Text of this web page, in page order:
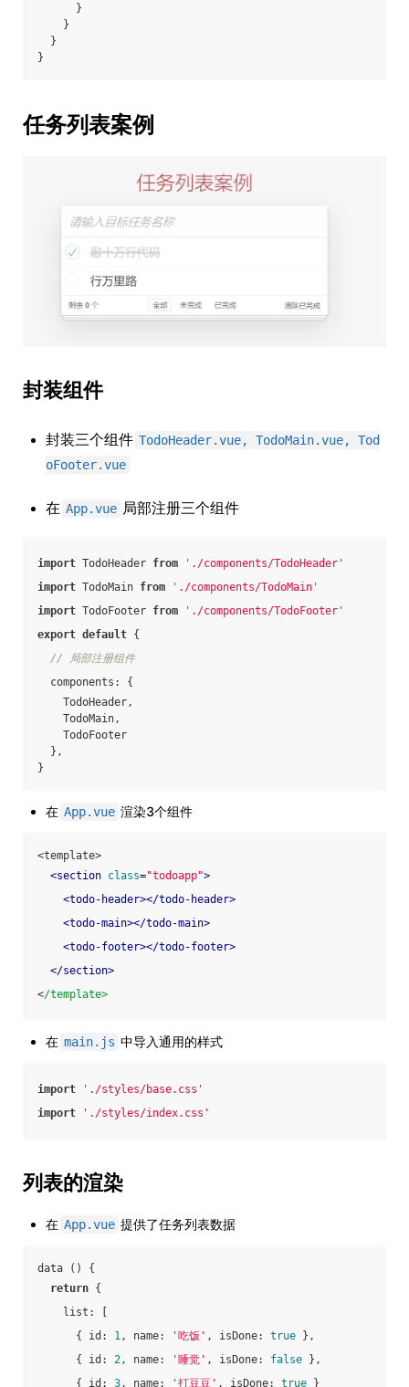
}
}
}
}
任务列表案例
封装组件
封装三个组件 TodoHeader.vue, TodoMain.vue, Tod
oFooter.vue
在 App.vue 局部注册三个组件
import TodoHeader from
'./components/TodoHeader'
import TodoMain from
'./components/TodoMain'
import TodoFooter from
'./components/TodoFooter'
export default {
// 局部注册组件
components : {
TodoHeader,
TodoMain,
TodoFooter
},
}
在 App.vue 渲染3个组件
<template>
<section class="todoapp">
<todo-header></todo-header>
<todo-main></todo-main>
<todo-footer></todo-footer>
</section>
</template>
在 main.js 中导入通用的样式
import
'./styles/base.css'
import
'./styles/index.css'
列表的渲染
在 App.vue 提供了任务列表数据
data () {
return {
list : [
{ id : 1, name: '吃饭' , isDone: true },
{ id : 2, name: '睡觉' , isDone: false },
{ id : 3, name: '打豆豆' , isDone: true }